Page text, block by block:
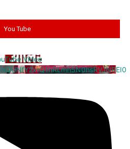
You Tube
Video